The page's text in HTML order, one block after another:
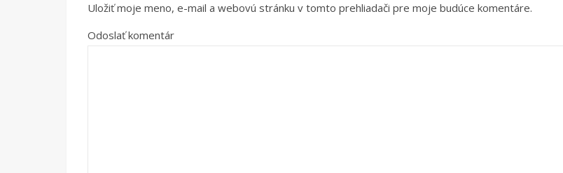
Uložiť moje meno, e-mail a webovú stránku v tomto prehliadači pre moje budúce komentáre.
Odoslať komentár